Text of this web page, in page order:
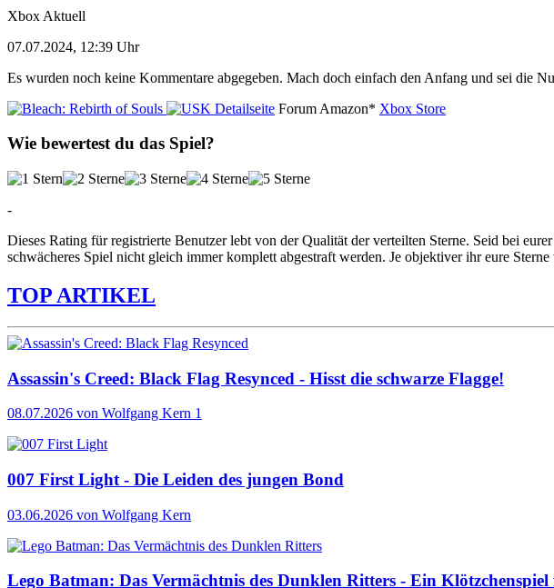
Xbox Aktuell
07.07.2024, 12:39 Uhr
Es wurden noch keine Kommentare abgegeben. Mach doch einfach den Anfang und sei die
Detailseite Forum Amazon* Xbox Store
Wie bewertest du das Spiel?
-
Dieses Rating für registrierte Benutzer lebt von der Qualität der verteilten Sterne. Seid bei
schwächeres Spiel nicht gleich immer komplett abgestraft werden. Je objektiver ihr eure
TOP ARTIKEL
Assassin's Creed: Black Flag Resynced - Hisst die schwarze Flagge!
08.07.2026 von Wolfgang Kern 1
007 First Light - Die Leiden des jungen Bond
03.06.2026 von Wolfgang Kern
Lego Batman: Das Vermächtnis des Dunklen Ritters - Ein